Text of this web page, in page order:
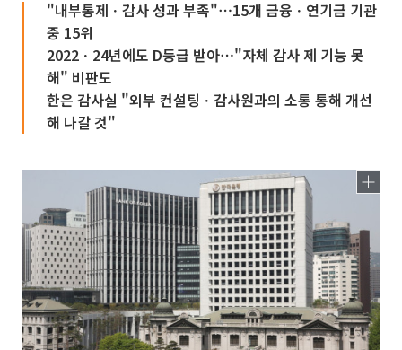
"내부통제ㆍ감사 성과 부족"⋯15개 금융ㆍ연기금 기관
중 15위
2022ㆍ24년에도 D등급 받아⋯"자체 감사 제 기능 못
해" 비판도
한은 감사실 "외부 컨설팅ㆍ감사원과의 소통 통해 개선
해 나갈 것"